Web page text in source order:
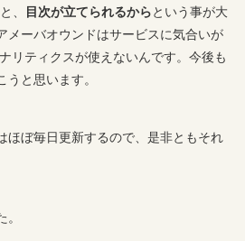
、 目次が立てられるからという事が大
メーバオウンドはサービスに気合いが
リティクスが使えないんです。今後も
と思います。
ほぼ毎日更新するので、是非ともそれ